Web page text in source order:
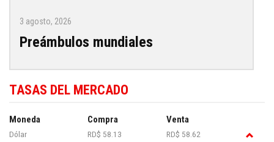
3 agosto, 2026
Preámbulos mundiales
TASAS DEL MERCADO
Moneda Compra Venta
Dólar RD$ 58.13
RD$ 58.62